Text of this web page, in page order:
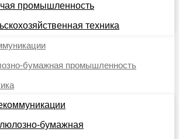
промышленность
техника
бумажная промышленность
бумажная